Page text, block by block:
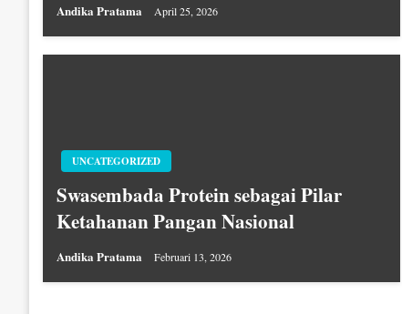
Andika Pratama April 25, 2026
UNCATEGORIZED
Swasembada Protein sebagai Pilar
Ketahanan Pangan Nasional
Andika Pratama Februari 13, 2026